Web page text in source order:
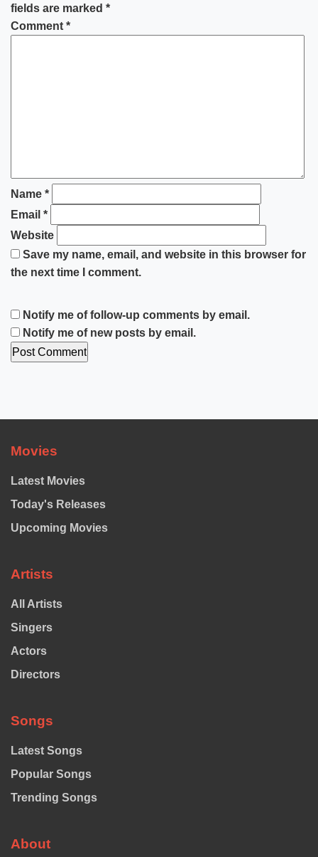
fields are marked *
Comment *
Name *
Email *
Website
Save my name, email, and website in this browser for
the next time I comment.
Notify me of follow-up comments by email.
Notify me of new posts by email.
Movies
Latest Movies
Today's Releases
Upcoming Movies
Artists
All Artists
Singers
Actors
Directors
Songs
Latest Songs
Popular Songs
Trending Songs
About